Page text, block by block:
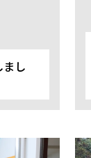
し